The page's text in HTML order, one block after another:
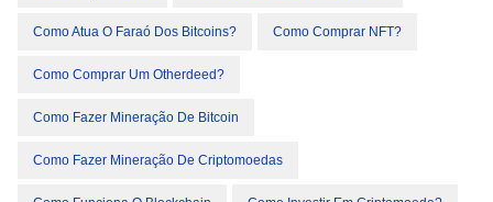
Como Atua O Faraó Dos Bitcoins? Como Comprar NFT?
Como Comprar Um Otherdeed?
Como Fazer Mineração De Bitcoin
Como Fazer Mineração De Criptomoedas